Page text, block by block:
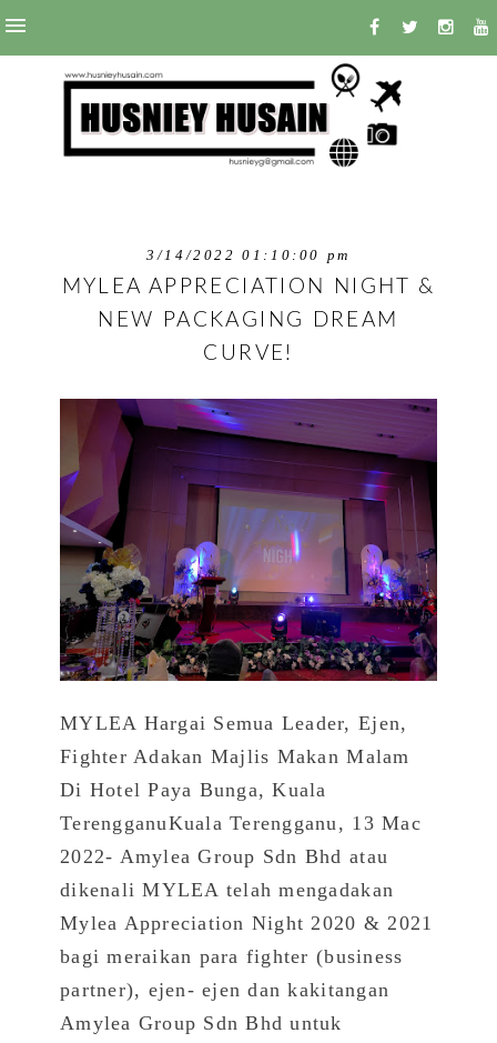
3/14/2022 01:10:00 pm
MYLEA APPRECIATION NIGHT &
NEW PACKAGING DREAM
CURVE!
MYLEA Hargai Semua Leader, Ejen,
Fighter Adakan Majlis Makan Malam
Di Hotel Paya Bunga, Kuala
TerengganuKuala Terengganu, 13 Mac
2022- Amylea Group Sdn Bhd atau
dikenali MYLEA telah mengadakan
Mylea Appreciation Night 2020 & 2021
bagi meraikan para fighter (business
partner), ejen- ejen dan kakitangan
Amylea Group Sdn Bhd untuk